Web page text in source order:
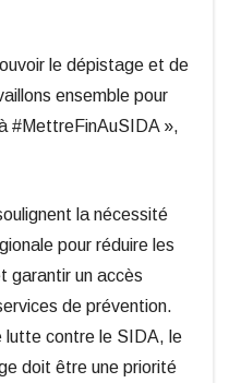
le dépistage et de
ensemble pour
#MettreFinAuSIDA »,
la nécessité
pour réduire les
garantir un accès
de prévention.
lutte contre le SIDA, le
doit être une priorité